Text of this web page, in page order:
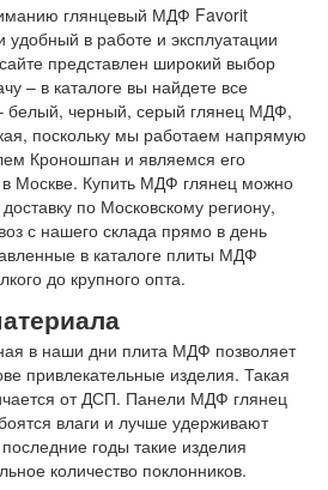
глянцевый МДФ Favorit
удобный в работе и эксплуатации
представлен широкий выбор
– в каталоге вы найдете все
белый, черный, серый глянец МДФ,
поскольку мы работаем напрямую
Кроношпан и являемся его
Москве. Купить МДФ глянец можно
по Московскому региону,
с нашего склада прямо в день
в каталоге плиты МДФ
до крупного опта.
в наши дни плита МДФ позволяет
привлекательные изделия. Такая
от ДСП. Панели МДФ глянец
влаги и лучше удерживают
годы такие изделия
количество поклонников.